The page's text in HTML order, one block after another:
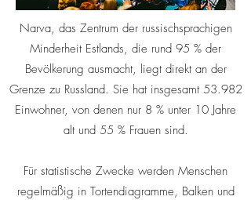
Narva, das Zentrum der russischsprachigen
Minderheit Estlands, die rund 95 % der
Bevölkerung ausmacht, liegt direkt an der
Grenze zu Russland. Sie hat insgesamt 53.982
Einwohner, von denen nur 8 % unter 10 Jahre
alt und 55 % Frauen sind.
Für statistische Zwecke werden Menschen
regelmäßig in Tortendiagramme, Balken und